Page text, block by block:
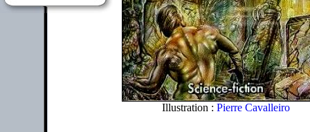
Illustration : Pierre Cavalleiro